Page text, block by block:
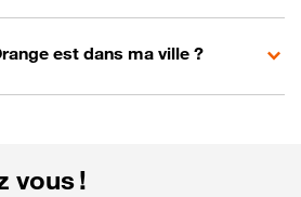
est dans ma ville ?
vous !